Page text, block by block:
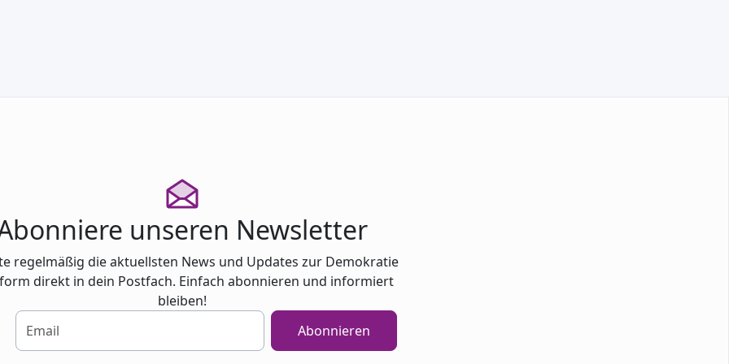
unseren Newsletter
regelmäßig die aktuellsten News und Updates zur Demokratie
direkt in dein Postfach. Einfach abonnieren und informiert
bleiben!
Abonnieren